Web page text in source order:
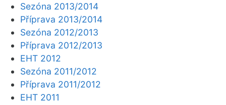
Sezóna 2013/2014
Příprava 2013/2014
Sezóna 2012/2013
Příprava 2012/2013
EHT 2012
Sezóna 2011/2012
Příprava 2011/2012
EHT 2011